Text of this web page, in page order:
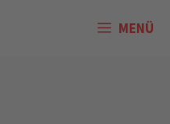
MENÜ